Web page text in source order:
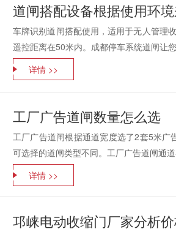
道闸搭配设备根据使用环
车牌识别道闸搭配使用，适用于无人管理
遥控距离在50米内。成都停车系统道闸让
详情 >>
工厂广告道闸数量怎么选
工厂广告道闸根据通道宽度选了2套5米广
可选择的道闸类型不同。工厂广告道闸通
详情 >>
邛崃电动收缩门厂家分析